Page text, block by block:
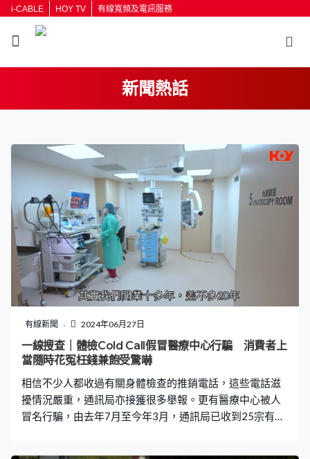
i-CABLE HOY TV 有線寬頻及電訊服務
新聞熱話
按輸入鍵開始搜尋
有線新聞 2024年06月27日
一線搜查｜體檢Cold Call假冒醫療中心行騙 消費者上
當隨時花冤枉錢兼飽受驚嚇
相信不少人都收過有關身體檢查的推銷電話，這些電話滋
擾情況嚴重，通訊局亦接獲很多舉報。更有醫療中心被人
冒名行騙，由去年7月至今年3月，通訊局已收到25宗有關